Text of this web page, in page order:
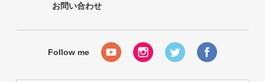
お問い合わせ